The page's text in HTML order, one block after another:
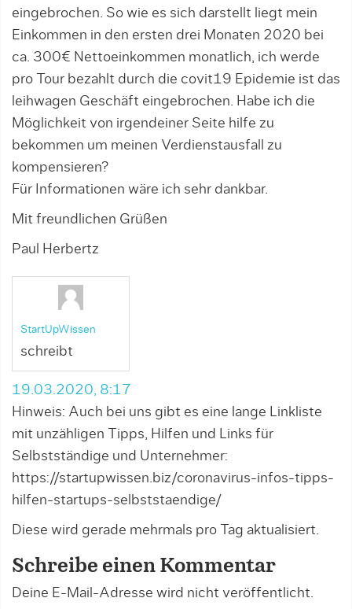
eingebrochen. So wie es sich darstellt liegt mein
Einkommen in den ersten drei Monaten 2020 bei
ca. 300€ Nettoeinkommen monatlich, ich werde
pro Tour bezahlt durch die covit19 Epidemie ist das
leihwagen Geschäft eingebrochen. Habe ich die
Möglichkeit von irgendeiner Seite hilfe zu
bekommen um meinen Verdienstausfall zu
kompensieren?
Für Informationen wäre ich sehr dankbar.
Mit freundlichen Grüßen
Paul Herbertz
StartUpWissen
schreibt
19.03.2020, 8:17
Hinweis: Auch bei uns gibt es eine lange Linkliste
mit unzähligen Tipps, Hilfen und Links für
Selbstständige und Unternehmer:
https://startupwissen.biz/coronavirus-infos-tipps-
hilfen-startups-selbststaendige/
Diese wird gerade mehrmals pro Tag aktualisiert.
Schreibe einen Kommentar
Deine E-Mail-Adresse wird nicht veröffentlicht.